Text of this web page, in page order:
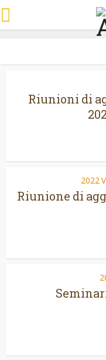
Riunioni di
2022
Riunione di